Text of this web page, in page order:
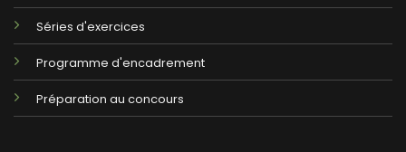
Séries d'exercices
Programme d'encadrement
Préparation au concours